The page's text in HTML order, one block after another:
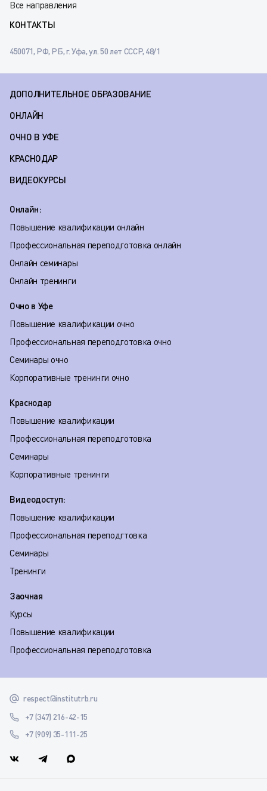
Все направления
КОНТАКТЫ
450071, РФ, РБ, г. Уфа, ул. 50 лет СССР, 48/1
ДОПОЛНИТЕЛЬНОЕ ОБРАЗОВАНИЕ
ОНЛАЙН
ОЧНО В УФЕ
КРАСНОДАР
ВИДЕОКУРСЫ
Онлайн:
Повышение квалификации онлайн
Профессиональная переподготовка онлайн
Онлайн семинары
Онлайн тренинги
Очно в Уфе
Повышение квалификации очно
Профессиональная переподготовка очно
Семинары очно
Корпоративные тренинги очно
Краснодар
Повышение квалификации
Профессиональная переподготовка
Семинары
Корпоративные тренинги
Видеодоступ:
Повышение квалификации
Профессиональная переподгтовка
Семинары
Тренинги
Заочная
Курсы
Повышение квалификации
Профессиональная переподготовка
respect@institutrb.ru
+7 (347) 216-42-15
+7 (909) 35-111-25